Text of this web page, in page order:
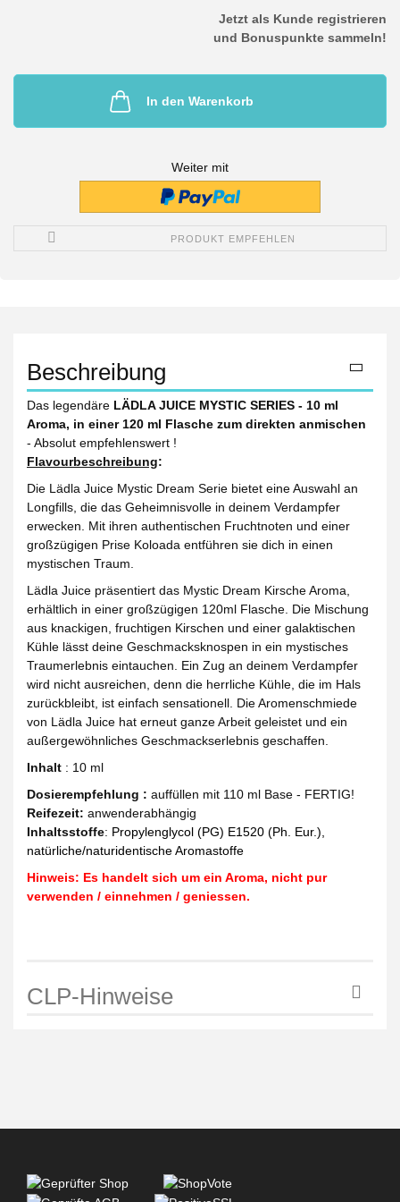
Jetzt als Kunde registrieren
und Bonuspunkte sammeln!
In den Warenkorb
Weiter mit
PRODUKT EMPFEHLEN
Beschreibung
Das legendäre LÄDLA JUICE MYSTIC SERIES - 10 ml
Aroma, in einer 120 ml Flasche zum direkten anmischen
- Absolut empfehlenswert !
Flavourbeschreibung:
Die Lädla Juice Mystic Dream Serie bietet eine Auswahl an
Longfills, die das Geheimnisvolle in deinem Verdampfer
erwecken. Mit ihren authentischen Fruchtnoten und einer
großzügigen Prise Koloada entführen sie dich in einen
mystischen Traum.
Lädla Juice präsentiert das Mystic Dream Kirsche Aroma,
erhältlich in einer großzügigen 120ml Flasche. Die Mischung
aus knackigen, fruchtigen Kirschen und einer galaktischen
Kühle lässt deine Geschmacksknospen in ein mystisches
Traumerlebnis eintauchen. Ein Zug an deinem Verdampfer
wird nicht ausreichen, denn die herrliche Kühle, die im Hals
zurückbleibt, ist einfach sensationell. Die Aromenschmiede
von Lädla Juice hat erneut ganze Arbeit geleistet und ein
außergewöhnliches Geschmackserlebnis geschaffen.
Inhalt : 10 ml
Dosierempfehlung : auffüllen mit 110 ml Base - FERTIG!
Reifezeit: anwenderabhängig
Inhaltsstoffe: Propylenglycol (PG) E1520 (Ph. Eur.),
natürliche/naturidentische Aromastoffe
Hinweis: Es handelt sich um ein Aroma, nicht pur
verwenden / einnehmen / geniessen.
CLP-Hinweise